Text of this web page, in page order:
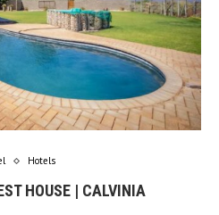
Hotels
HOUSE | CALVINIA